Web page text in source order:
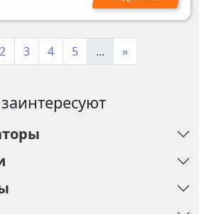
2 3 4 5 ... »